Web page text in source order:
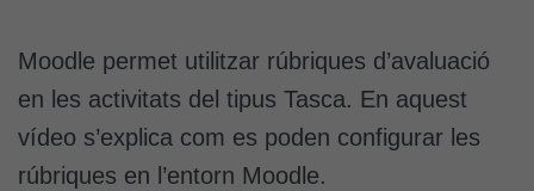
Moodle permet utilitzar rúbriques d’avaluació
en les activitats del tipus Tasca. En aquest
vídeo s’explica com es poden configurar les
rúbriques en l’entorn Moodle.